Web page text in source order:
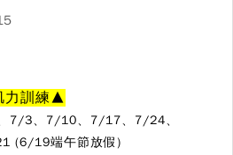
力訓練▲
7/3、7/10、7/17、7/24、
(6/19端午節放假)